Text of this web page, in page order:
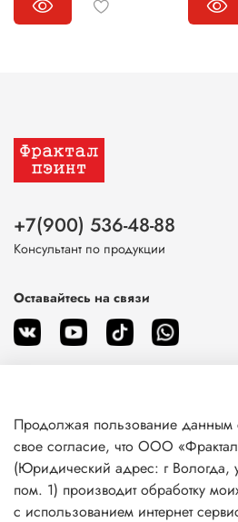
О магазине
Клиентам
+7(900) 536-48-88
Консультант по продукции
Оставайтесь на связи
Продолжая пользование
свое согласие, что ООО
(Юридический адрес: г Вологда,
пом. 1) производит обработку
с использованием интернет